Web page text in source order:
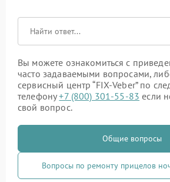
Вы можете ознакомиться с
часто задаваемыми вопросами,
сервисный центр “FIX-Veber” по
телефону+7 (800) 301-55-83 если
свой вопрос.
Общие вопросы
Вопросы по ремонту прицелов